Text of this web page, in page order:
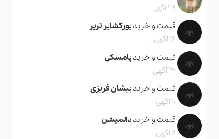
28 آگهی
قیمت و خریدیورکشایر تریر
16 آگهی
قیمت و خریدپامسکی
13 آگهی
قیمت و خریدبیشان فریزی
10 آگهی
قیمت و خریددالمیشن
8 آگهی